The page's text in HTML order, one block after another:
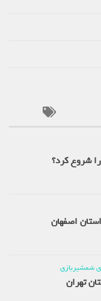
شروع کرد؟
اصفهان
شمشیربازی
تهران